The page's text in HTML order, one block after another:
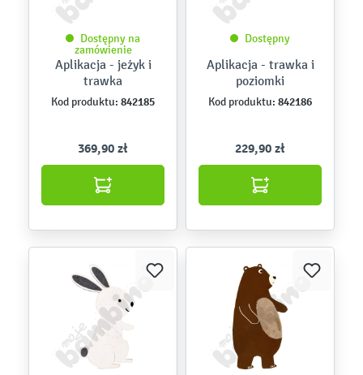
Dostępny na
zamówienie
Aplikacja - jeżyk i
trawka
Kod produktu: 842185
369,90 zł
Dostępny
Aplikacja - trawka i
poziomki
Kod produktu: 842186
229,90 zł